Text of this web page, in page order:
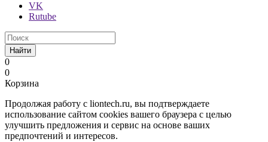
VK
Rutube
Найти
0
0
Корзина
Продолжая работу с liontech.ru, вы подтверждаете
использование сайтом cookies вашего браузера с целью
улучшить предложения и сервис на основе ваших
предпочтений и интересов.